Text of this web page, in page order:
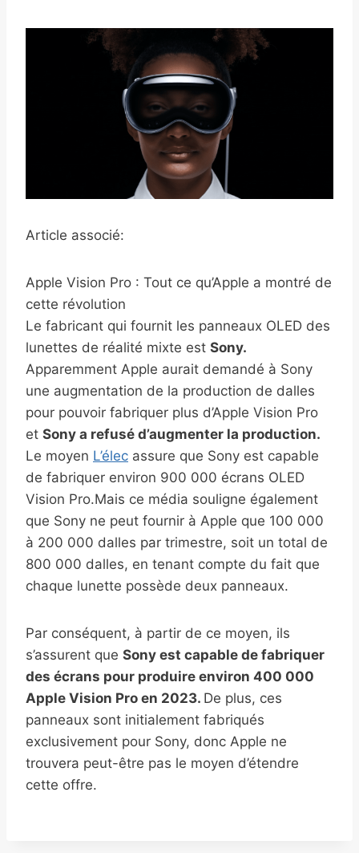
Article associé:
Apple Vision Pro : Tout ce qu’Apple a montré de
cette révolution
Le fabricant qui fournit les panneaux OLED des
lunettes de réalité mixte est Sony.
Apparemment Apple aurait demandé à Sony
une augmentation de la production de dalles
pour pouvoir fabriquer plus d’Apple Vision Pro
et Sony a refusé d’augmenter la production.
Le moyen L’élec assure que Sony est capable
de fabriquer environ 900 000 écrans OLED
Vision Pro.Mais ce média souligne également
que Sony ne peut fournir à Apple que 100 000
à 200 000 dalles par trimestre, soit un total de
800 000 dalles, en tenant compte du fait que
chaque lunette possède deux panneaux.
Par conséquent, à partir de ce moyen, ils
s’assurent que Sony est capable de fabriquer
des écrans pour produire environ 400 000
Apple Vision Pro en 2023. De plus, ces
panneaux sont initialement fabriqués
exclusivement pour Sony, donc Apple ne
trouvera peut-être pas le moyen d’étendre
cette offre.